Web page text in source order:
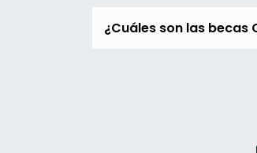
¿Cuáles son las